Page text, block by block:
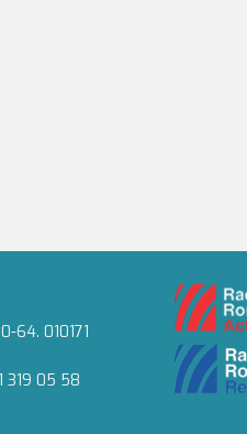
64. 010171
319 05 58